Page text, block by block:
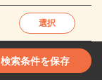
選択
検索条件を保存